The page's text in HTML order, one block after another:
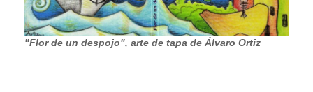
"Flor de un despojo", arte de tapa de Álvaro Ortiz